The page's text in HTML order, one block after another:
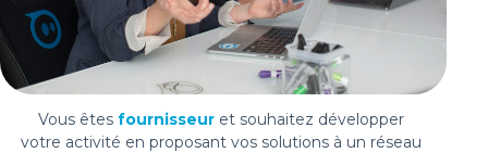
Vous aimerez également
Vous êtes fournisseuret souhaitez développer
votre activité en proposant vos solutions à un réseau